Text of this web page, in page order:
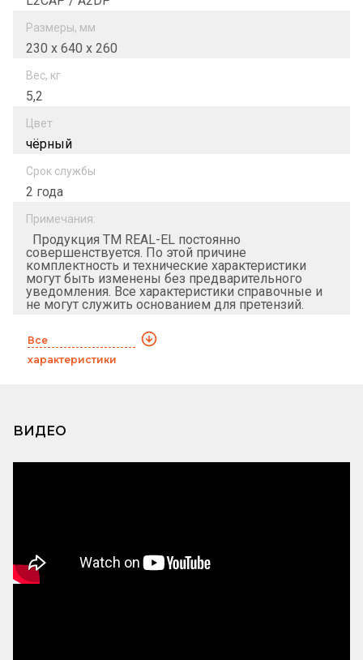
Размеры, мм
230 x 640 x 260
Вес, кг
5,2
Цвет
чёрный
Срок службы
2 года
Примечания:
Продукция ТМ REAL-EL постоянно
совершенствуется. По этой причине
комплектность и технические характеристики
могут быть изменены без предварительного
уведомления. Все характеристики справочные и
не могут служить основанием для претензий.
Все
характеристики
ВИДЕО